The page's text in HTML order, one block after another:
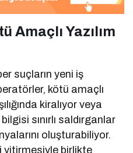
Amaçlı Yazılım
suçların yeni iş
kötü amaçlı
kiralıyor veya
sınırlı saldırganlar
oluşturabiliyor.
yitirmesiyle birlikte